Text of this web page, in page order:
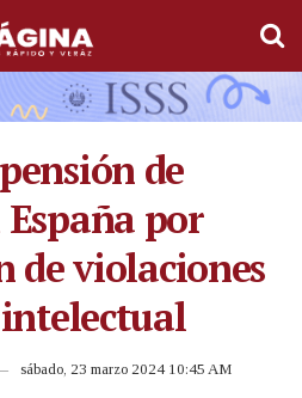
de
por
de violaciones
sábado, 23 marzo 2024 10:45 AM